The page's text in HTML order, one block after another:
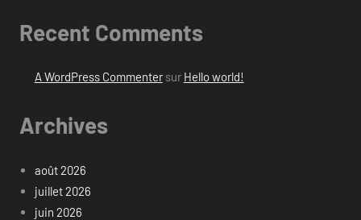
Recent Comments
A WordPress Commentersur Hello world!
Archives
août 2026
juillet 2026
juin 2026